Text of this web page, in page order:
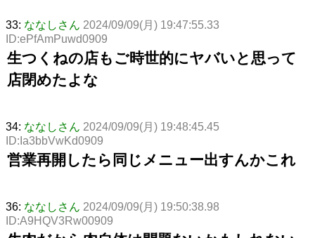
33: ななしさん 2024/09/09(月) 19:47:55.33
ID:ePfAmPuwd0909
生つくねの店もご時世的にヤバいと思って
店閉めたよな
34: ななしさん 2024/09/09(月) 19:48:45.45
ID:Ia3bbVwKd0909
営業再開したら同じメニュー出すんかこれ
36: ななしさん 2024/09/09(月) 19:50:38.98
ID:A9HQV3Rw00909